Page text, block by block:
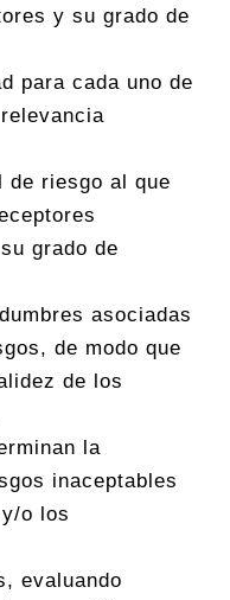
y su grado de
para cada uno de
de riesgo al que
grado de
asociadas
de modo que
de los
la
inaceptables
o los
evaluando